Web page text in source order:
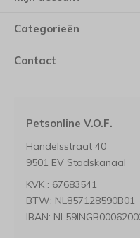
Categorieën
Contact
Petsonline V.O.F.
Handelsstraat 40
9501 EV Stadskanaal
KVK : 67683541
BTW: NL857128590B01
IBAN: